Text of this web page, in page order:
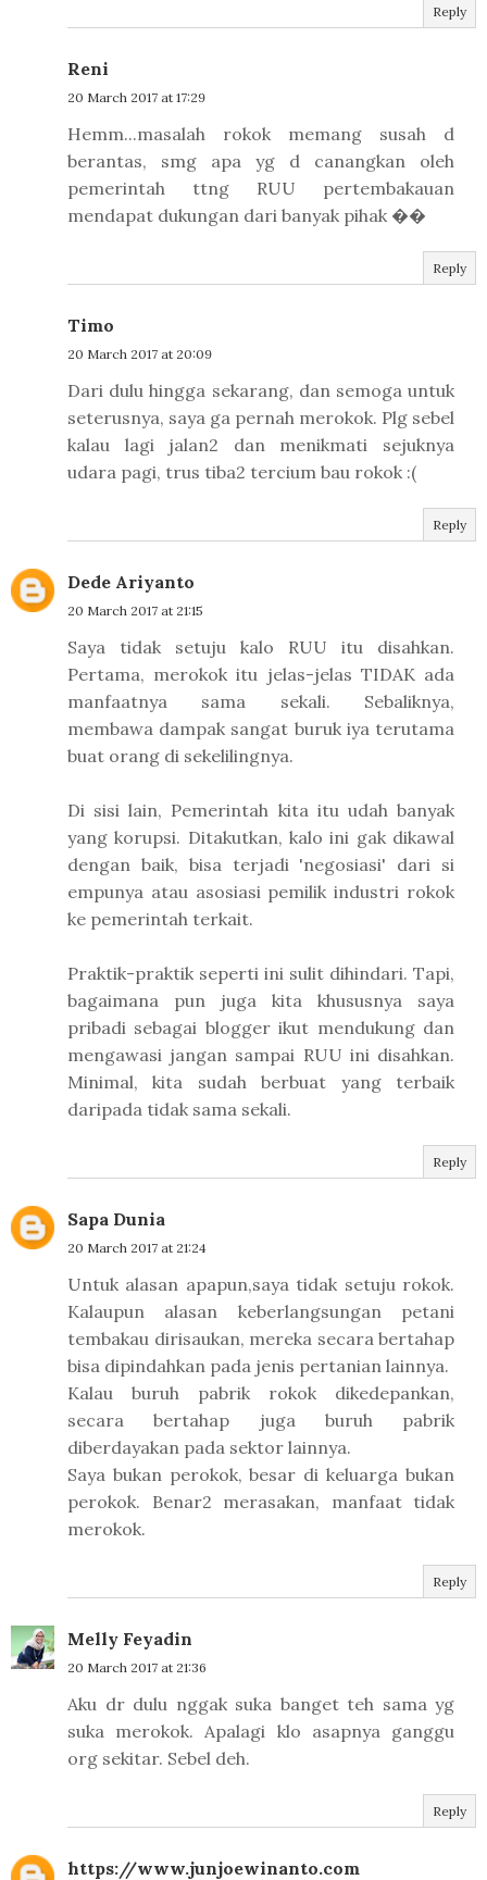
Reply
Reni
20 March 2017 at 17:29
Hemm...masalah rokok memang susah d
berantas, smg apa yg d canangkan oleh
pemerintah ttng RUU pertembakauan
mendapat dukungan dari banyak pihak ��
Reply
Timo
20 March 2017 at 20:09
Dari dulu hingga sekarang, dan semoga untuk
seterusnya, saya ga pernah merokok. Plg sebel
kalau lagi jalan2 dan menikmati sejuknya
udara pagi, trus tiba2 tercium bau rokok :(
Reply
Dede Ariyanto
20 March 2017 at 21:15
Saya tidak setuju kalo RUU itu disahkan.
Pertama, merokok itu jelas-jelas TIDAK ada
manfaatnya sama sekali. Sebaliknya,
membawa dampak sangat buruk iya terutama
buat orang di sekelilingnya.
Di sisi lain, Pemerintah kita itu udah banyak
yang korupsi. Ditakutkan, kalo ini gak dikawal
dengan baik, bisa terjadi 'negosiasi' dari si
empunya atau asosiasi pemilik industri rokok
ke pemerintah terkait.
Praktik-praktik seperti ini sulit dihindari. Tapi,
bagaimana pun juga kita khususnya saya
pribadi sebagai blogger ikut mendukung dan
mengawasi jangan sampai RUU ini disahkan.
Minimal, kita sudah berbuat yang terbaik
daripada tidak sama sekali.
Reply
Sapa Dunia
20 March 2017 at 21:24
Untuk alasan apapun,saya tidak setuju rokok.
Kalaupun alasan keberlangsungan petani
tembakau dirisaukan, mereka secara bertahap
bisa dipindahkan pada jenis pertanian lainnya.
Kalau buruh pabrik rokok dikedepankan,
secara bertahap juga buruh pabrik
diberdayakan pada sektor lainnya.
Saya bukan perokok, besar di keluarga bukan
perokok. Benar2 merasakan, manfaat tidak
merokok.
Reply
Melly Feyadin
20 March 2017 at 21:36
Aku dr dulu nggak suka banget teh sama yg
suka merokok. Apalagi klo asapnya ganggu
org sekitar. Sebel deh.
Reply
https://www.junjoewinanto.com